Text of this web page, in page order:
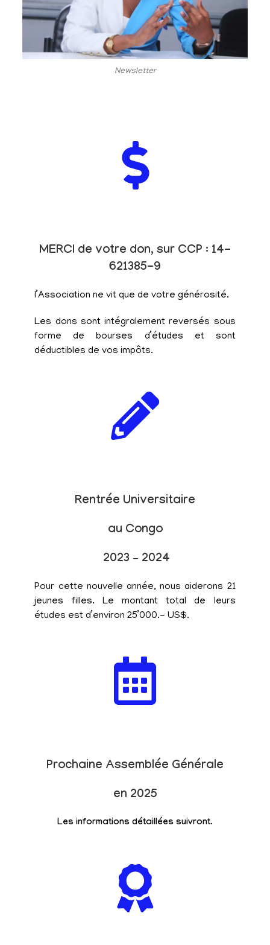
Newsletter
MERCI de votre don, sur CCP : 14-
621385-9
l’Association ne vit que de votre générosité.
Les dons sont intégralement reversés sous
forme de bourses d’études et sont
déductibles de vos impôts.
Rentrée Universitaire
au Congo
2023 – 2024
Pour cette nouvelle année, nous aiderons 21
jeunes filles. Le montant total de leurs
études est d’environ 25’000.- US$.
Prochaine Assemblée Générale
en 2025
Les informations détaillées suivront.